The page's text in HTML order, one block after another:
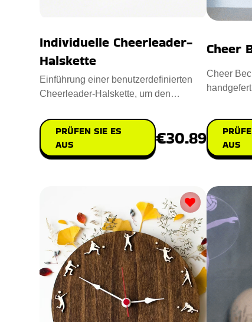
Individuelle Cheerleader-
Halskette
Einführung einer benutzerdefinierten
Cheerleader-Halskette, um den
PRÜFEN SIE ES
AUS
€30.89
Cheer
Cheer
AUS